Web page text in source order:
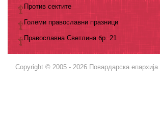
Против сектите
Големи православни празници
Православна Светлина бр. 21
Copyright © 2005 - 2026 Повардарска епархија.